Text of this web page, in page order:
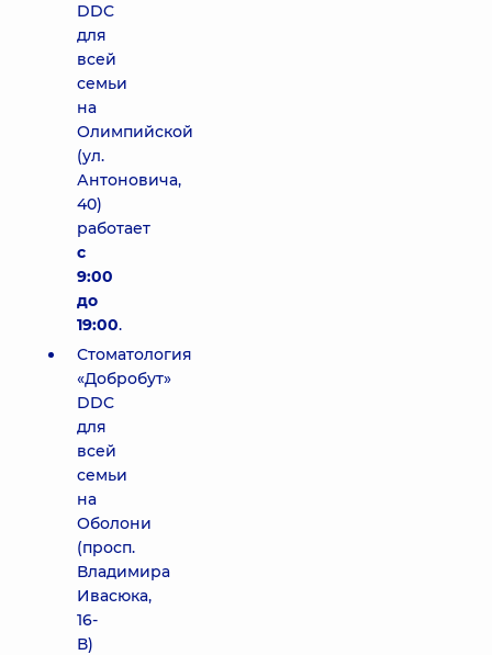
DDC
для
всей
семьи
на
Олимпийской
(ул.
Антоновича,
40)
работает
с
9:00
до
19:00.
Стоматология
«Добробут»
DDC
для
всей
семьи
на
Оболони
(просп.
Владимира
Ивасюка,
16-
В)